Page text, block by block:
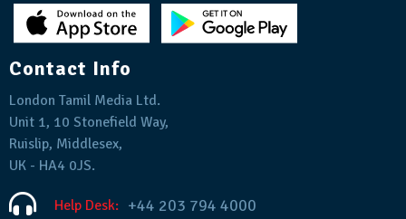
Contact Info
London Tamil Media Ltd.
Unit 1, 10 Stonefield Way,
Ruislip, Middlesex,
UK - HA4 0JS.
Help Desk: +44 203 794 4000